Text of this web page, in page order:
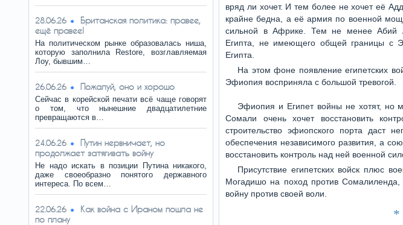
28.06.26
Британская политика: правее,
ещё правее!
На политическом рынке образовалась ниша,
которую заполнила Restore, возглавляемая
Лоу, бывшим…
26.06.26 Пожалуй, оно и хорошо
Сейчас в корейской печати всё чаще говорят
о том, что нынешние двадцатилетние
превращаются в…
24.06.26
Путин нервничает, но
продолжает затягивать войну
Не надо искать в позиции Путина никакого,
даже своеобразно понятого державного
интереса. По всем…
22.06.26
Как война с Ираном пошла не
по плану
вряд ли хочет. И тем более не хочет её
крайне бедна, а её армия по военной
сильной в Африке. Тем не менее Абий
Египта, не имеющего общей границы с
Египта.
На этом фоне появление египетских
Эфиопия восприняла с большой тревогой.
Эфиопия и Египет войны не хотят, но
Сомали очень хочет восстановить
строительство эфиопского порта даст
обеспечения независимого развития, а
восстановить контроль над ней военной
Присутствие египетских войск плюс
Могадишо на поход против
войну против своей воли.
*